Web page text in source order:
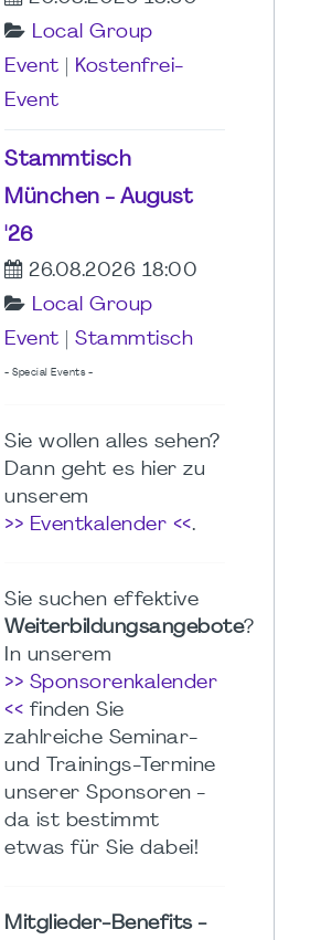
Local Group
Event
Kostenfrei-
Event
Stammtisch
München - August
'26
26.08.2026 18:00
Local Group
Event
Stammtisch
- Special Events -
Sie wollen alles sehen?
Dann geht es hier zu
unserem
>> Eventkalender <<.
Sie suchen effektive
Weiterbildungsangebote?
In unserem
>> Sponsorenkalender
<< finden Sie
zahlreiche Seminar-
und Trainings-Termine
unserer Sponsoren -
da ist bestimmt
etwas für Sie dabei!
Mitglieder-Benefits -